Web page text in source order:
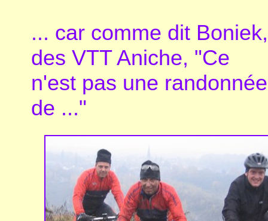
... car comme dit Boniek,
des VTT Aniche, "Ce
n'est pas une randonnée
de ..."